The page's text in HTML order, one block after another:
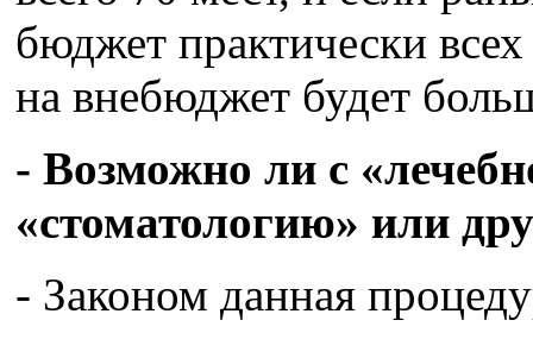
бюджет практически
на внебюджет будет
- Возможно ли с
«стоматологию» или
- Законом данная